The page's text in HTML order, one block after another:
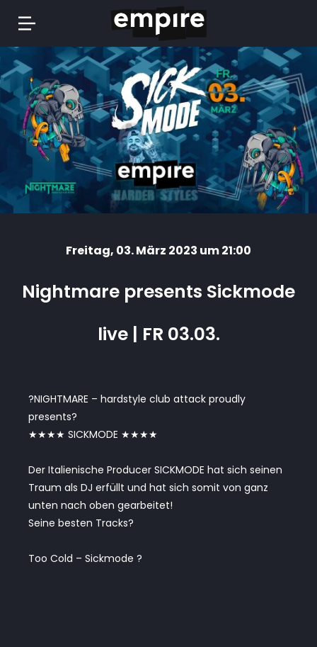
Springe
zum
Inhalt
Freitag, 03. März 2023 um 21:00
Nightmare presents Sickmode
live | FR 03.03.
?NIGHTMARE – hardstyle club attack proudly
presents?
★★★★ SICKMODE ★★★★
Der Italienische Producer SICKMODE hat sich seinen
Traum als DJ erfüllt und hat sich somit von ganz
unten nach oben gearbeitet!
Seine besten Tracks?
Too Cold – Sickmode ?